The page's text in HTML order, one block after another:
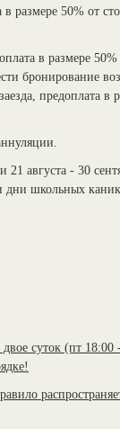
в размере 50% от
в размере
бронирование
предоплата в
августа - 30
школьных
двое суток (пт